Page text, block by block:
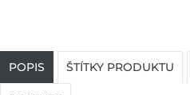
POPIS ŠTÍTKY PRODUKTU